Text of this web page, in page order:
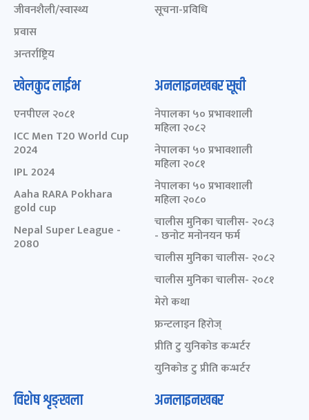
जीवनशैली/स्वास्थ्य
प्रवास
अन्तर्राष्ट्रिय
सूचना-प्रविधि
खेलकुद लाईभ
एनपीएल २०८१
ICC Men T20 World Cup
2024
IPL 2024
Aaha RARA Pokhara
gold cup
Nepal Super League -
2080
अनलाइनखबर सूची
नेपालका ५० प्रभावशाली
महिला २०८२
नेपालका ५० प्रभावशाली
महिला २०८१
नेपालका ५० प्रभावशाली
महिला २०८०
चालीस मुनिका चालीस- २०८३
- छनोट मनोनयन फर्म
चालीस मुनिका चालीस- २०८२
चालीस मुनिका चालीस- २०८१
मेरो कथा
फ्रन्टलाइन हिरोज्
प्रीति टु युनिकोड कन्भर्टर
युनिकोड टु प्रीति कन्भर्टर
विशेष शृङ्खला अनलाइनखबर